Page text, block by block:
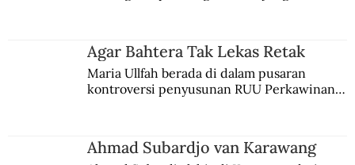
Agar Bahtera Tak Lekas Retak
Maria Ullfah berada di dalam pusaran
kontroversi penyusunan RUU Perkawinan.
Ahmad Subardjo van Karawang